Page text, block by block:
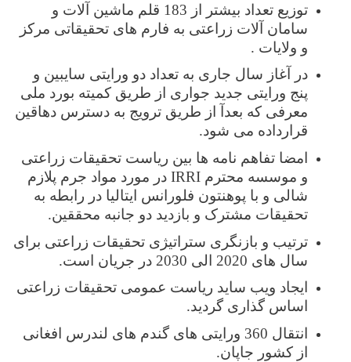
توزیع تعداد بیشتر از 183 قلم ماشین آلات و
سامان آلات زراعتی به فارم های تحقیقاتی مرکز
و ولایات .
در آغاز سال جاری به تعداد دو ورایتی سایبین و
پنج ورایتی جدید جواری از طریق کمیته بورد ملی
معرفی که بعدآ از طریق ترویج به دسترس دهاقین
قرارداده می شود.
امضا تفاهم نامه ها بین ریاست تحقیقات زراعتی
و موسسه محترم IRRI در مورد مواد جرم پلازم
شالی و با پوهنتون فلورانس ایتالیا در رابطه به
تحقیقات مشترک و بازدید دو جانبه محققین.
ترتیب و بازنگری ستراتیژی تحقیقات زراعتی برای
سال های 2020 الی 2030 در جریان است.
ایجاد ویب ساید ریاست عمومی تحقیقات زراعتی
اساس گذاری گردید.
انتقال 360 ورایتی های گندم های لندرس افغانی
از کشور جاپان.